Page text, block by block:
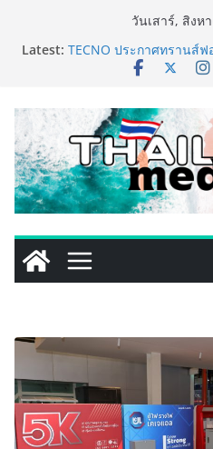
วันเสาร์, สิงห
Latest: แห่งใหม่ในชลบุรี เดินหน้า
ออกเฉียงใต้ เสริมแกร่งยุ
แฟชั่นไอเท็ม เสิร์ฟใหญ่ปั
MRT วาง POVA 8
PIPPER STANDARD®
แห้งสัตว์เลี้ยง ชูนวัตกรรม
เลียขนได้ ปลอดภัย ไร้สา
เริ่มแล้ว! อ.ต.ก.แฟร์ 4 ภา
ไทย สู่ใจกลางมหานคร”
คุณภาพจากทั่วไทย วันนี้
ททท. ประกาศความสำเร็
5 ผนึก 9 พันธมิตร ขับเคลื่
ราชปณิธาน สร้างคุณค่าก